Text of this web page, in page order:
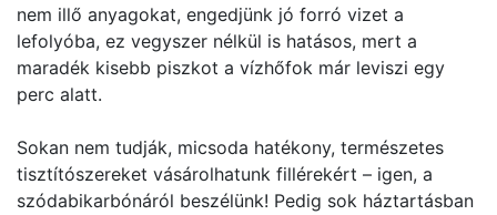
nem illő anyagokat, engedjünk jó forró vizet a
lefolyóba, ez vegyszer nélkül is hatásos, mert a
maradék kisebb piszkot a vízhőfok már leviszi egy
perc alatt.
Sokan nem tudják, micsoda hatékony, természetes
tisztítószereket vásárolhatunk fillérekért – igen, a
szódabikarbónáról beszélünk! Pedig sok háztartásban